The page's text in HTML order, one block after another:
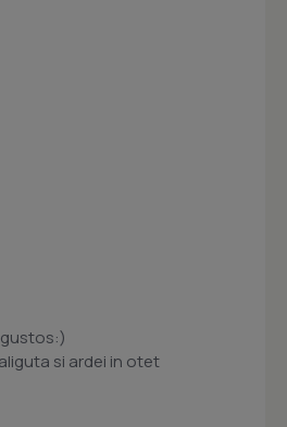
si ardei in otet